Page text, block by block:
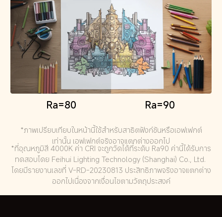
Ra=80 Ra=90
*ภาพเปรียบเทียบในหน้านี้ใช้สำหรับสาธิตฟังก์ชันหรือเอฟเฟกต์
เท่านั้น เอฟเฟกต์จริงอาจแตกต่างออกไป
*ที่อุณหภูมิสี 4000K ค่า CRI จะถูกวัดได้ที่ระดับ Ra90 ค่านี้ได้รับการ
ทดสอบโดย Feihui Lighting Technology (Shanghai) Co., Ltd.
โดยมีรายงานเลขที่ V-RD-20230813 ประสิทธิภาพจริงอาจแตกต่าง
ออกไปเนื่องจากเงื่อนไขตามวัตถุประสงค์